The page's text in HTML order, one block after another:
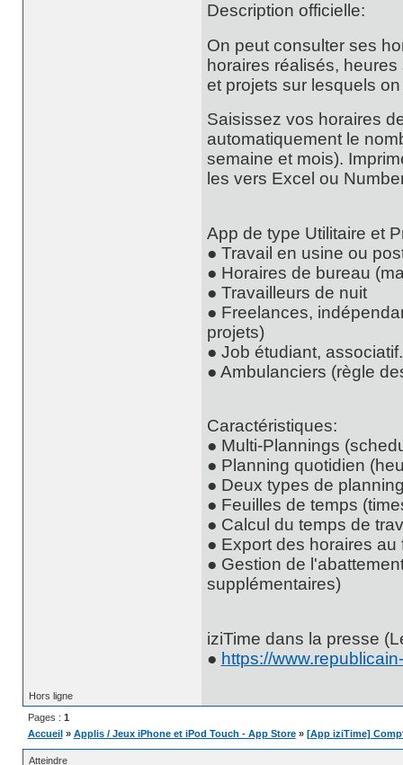
Description officielle:
On peut consulter ses
horaires réalisés,
et projets sur lesquels
Saisissez vos horaires
automatiquement le
semaine et mois).
les vers Excel ou
App de type Utilitaire et
● Travail en usine ou
● Horaires de bureau
● Travailleurs de nuit
● Freelances,
projets)
● Job étudiant,
● Ambulanciers (règle
Caractéristiques:
● Multi-Plannings
● Planning quotidien
● Deux types de
● Feuilles de temps
● Calcul du temps de
● Export des horaires au
● Gestion de
supplémentaires)
iziTime dans la presse
● https://
Hors ligne
Pages : 1
Accueil » Applis / Jeux iPhone et iPod Touch - App Store » [App iziTime]
Atteindre